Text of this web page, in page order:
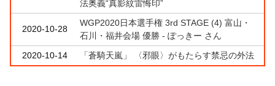
法奥義“真影紋雷悔印”
2020-10-28
WGP2020日本選手権 3rd STAGE (4) 富山・
石川・福井会場 優勝 - ぽっきー さん
2020-10-14
「蒼騎天嵐」 〈邪眼〉がもたらす禁忌の外法